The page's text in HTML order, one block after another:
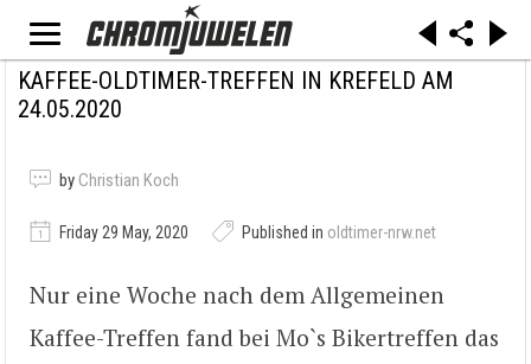
KAFFEE-OLDTIMER-TREFFEN IN KREFELD AM
24.05.2020
by Christian Koch
Friday 29 May, 2020 Published in oldtimer-nrw.net
Nur eine Woche nach dem Allgemeinen
Kaffee-Treffen fand bei Mo`s Bikertreffen das